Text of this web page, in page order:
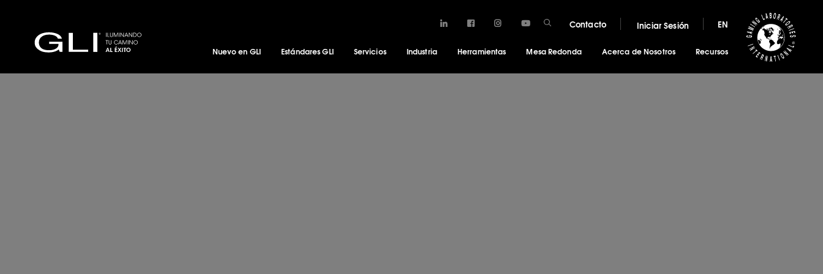
Contacto Iniciar Sesión EN
Nuevo en GLI Estándares GLI Servicios Industria Herramientas Mesa Redonda Acerca de Nosotros Recursos